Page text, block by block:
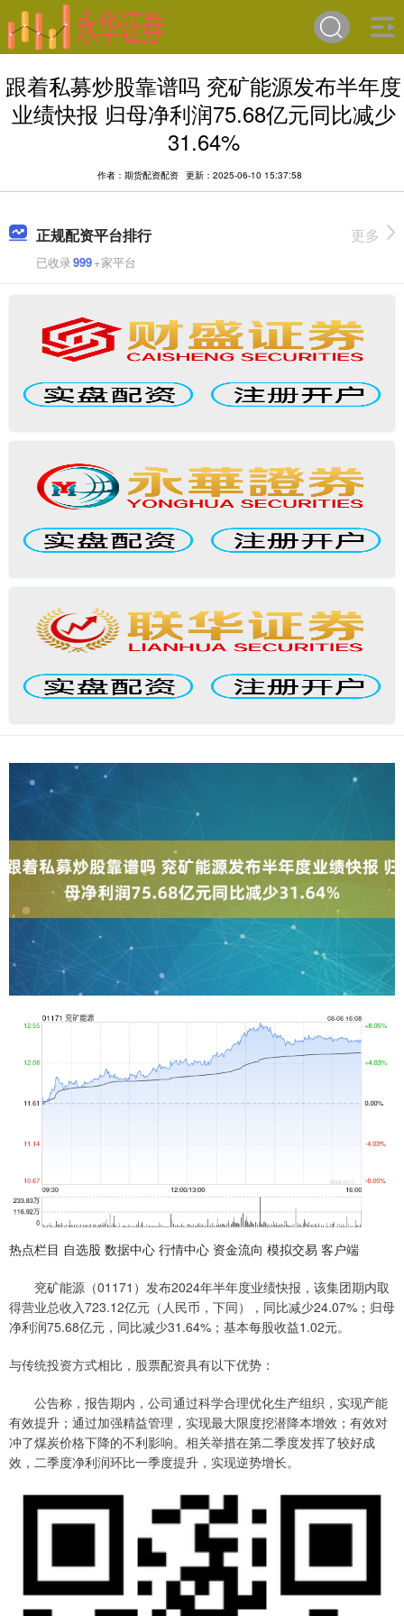
跟着私募炒股靠谱吗 兖矿能源发布半年度
业绩快报 归母净利润75.68亿元同比减少
31.64%
作者：期货配资配资 更新：2025-06-10 15:37:58
正规配资平台排行
已收录999+家平台
更多
热点栏目 自选股 数据中心 行情中心 资金流向 模拟交易 客户端
兖矿能源（01171）发布2024年半年度业绩快报，该集团期内取
得营业总收入723.12亿元（人民币，下同），同比减少24.07%；归母
净利润75.68亿元，同比减少31.64%；基本每股收益1.02元。
与传统投资方式相比，股票配资具有以下优势：
公告称，报告期内，公司通过科学合理优化生产组织，实现产能
有效提升；通过加强精益管理，实现最大限度挖潜降本增效；有效对
冲了煤炭价格下降的不利影响。相关举措在第二季度发挥了较好成
效，二季度净利润环比一季度提升，实现逆势增长。